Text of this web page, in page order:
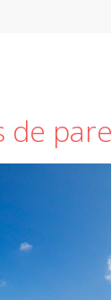
de